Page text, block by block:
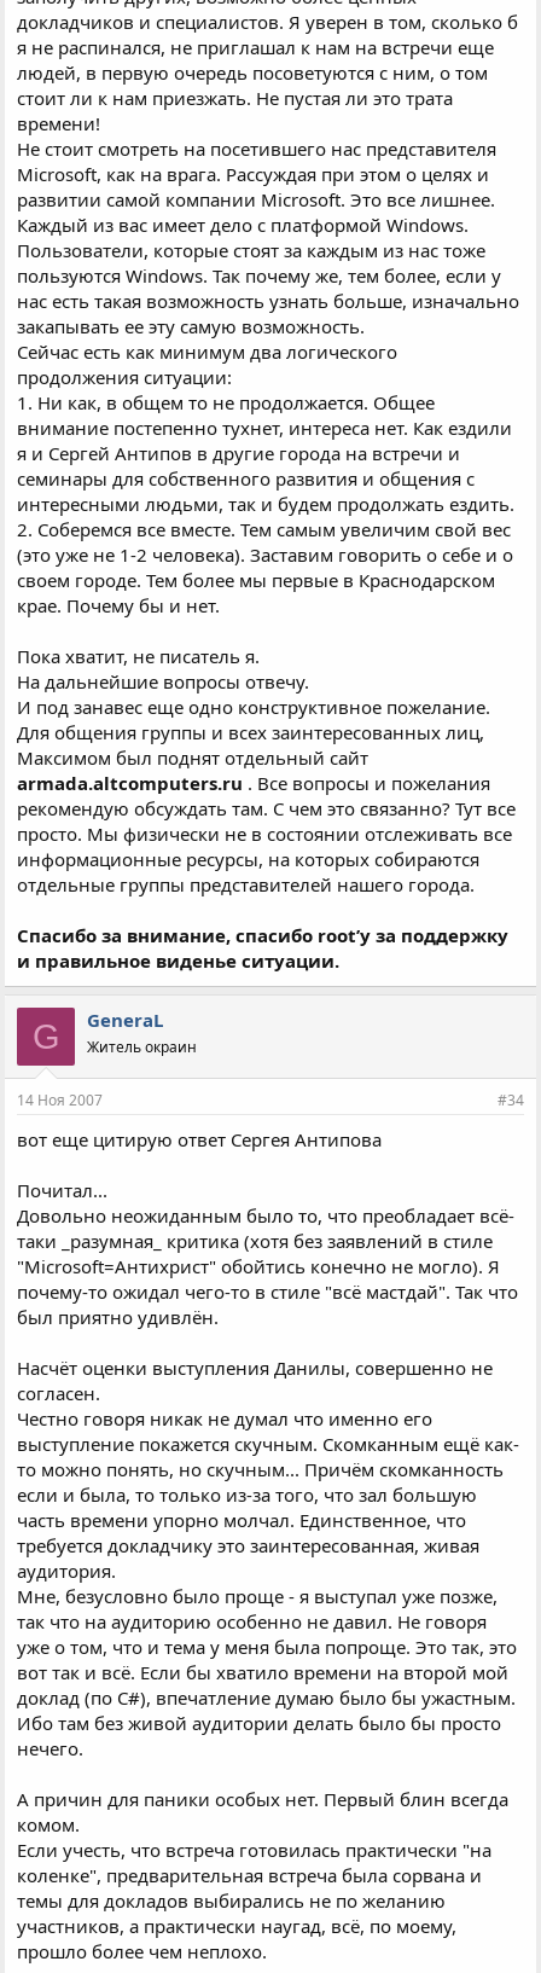
докладчиков и специалистов. Я уверен в том, сколько б
я не распинался, не приглашал к нам на встречи еще
людей, в первую очередь посоветуются с ним, о том
стоит ли к нам приезжать. Не пустая ли это трата
времени!
Не стоит смотреть на посетившего нас представителя
Microsoft, как на врага. Рассуждая при этом о целях и
развитии самой компании Microsoft. Это все лишнее.
Каждый из вас имеет дело с платформой Windows.
Пользователи, которые стоят за каждым из нас тоже
пользуются Windows. Так почему же, тем более, если у
нас есть такая возможность узнать больше, изначально
закапывать ее эту самую возможность.
Сейчас есть как минимум два логического
продолжения ситуации:
1. Ни как, в общем то не продолжается. Общее
внимание постепенно тухнет, интереса нет. Как ездили
я и Сергей Антипов в другие города на встречи и
семинары для собственного развития и общения с
интересными людьми, так и будем продолжать ездить.
2. Соберемся все вместе. Тем самым увеличим свой вес
(это уже не 1-2 человека). Заставим говорить о себе и о
своем городе. Тем более мы первые в Краснодарском
крае. Почему бы и нет.
Пока хватит, не писатель я.
На дальнейшие вопросы отвечу.
И под занавес еще одно конструктивное пожелание.
Для общения группы и всех заинтересованных лиц,
Максимом был поднят отдельный сайт
armada.altcomputers.ru . Все вопросы и пожелания
рекомендую обсуждать там. С чем это связанно? Тут все
просто. Мы физически не в состоянии отслеживать все
информационные ресурсы, на которых собираются
отдельные группы представителей нашего города.
Спасибо за внимание, спасибо root’у за поддержку
и правильное виденье ситуации.
G GeneraL
Житель окраин
14 Ноя 2007 #34
вот еще цитирую ответ Сергея Антипова
Почитал...
Довольно неожиданным было то, что преобладает всё-
таки _разумная_ критика (хотя без заявлений в стиле
"Microsoft=Антихрист" обойтись конечно не могло). Я
почему-то ожидал чего-то в стиле "всё мастдай". Так что
был приятно удивлён.
Насчёт оценки выступления Данилы, совершенно не
согласен.
Честно говоря никак не думал что именно его
выступление покажется скучным. Скомканным ещё как-
то можно понять, но скучным... Причём скомканность
если и была, то только из-за того, что зал большую
часть времени упорно молчал. Единственное, что
требуется докладчику это заинтересованная, живая
аудитория.
Мне, безусловно было проще - я выступал уже позже,
так что на аудиторию особенно не давил. Не говоря
уже о том, что и тема у меня была попроще. Это так, это
вот так и всё. Если бы хватило времени на второй мой
доклад (по C#), впечатление думаю было бы ужастным.
Ибо там без живой аудитории делать было бы просто
нечего.
А причин для паники особых нет. Первый блин всегда
комом.
Если учесть, что встреча готовилась практически "на
коленке", предварительная встреча была сорвана и
темы для докладов выбирались не по желанию
участников, а практически наугад, всё, по моему,
прошло более чем неплохо.